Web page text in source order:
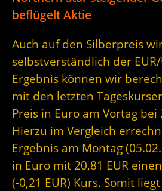
beflügelt Aktie
Auch auf den Silberpreis
selbstverständlich der
Ergebnis können wir
mit den letzten
Preis in Euro am Vortag bei
Hierzu im Vergleich
Ergebnis am Montag
in Euro mit 20,81 EUR
(-0,21 EUR) Kurs. Somit